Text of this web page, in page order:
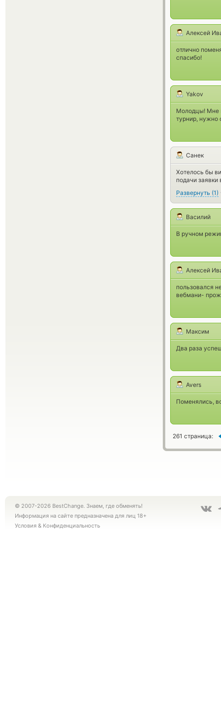
Алексей
отлично
спасибо!
Yakov
Молодцы! Мне
турнир, нужно
Санек
Хотелось бы
подачи
Развернуть (1)
Василий
В ручном
Алексей
пользовался
вебмани-
Максим
Два раза
Avers
Поменялись,
261 страница:
© 2007-2026 BestChange. Знаем, где обменять!
Информация на сайте предназначена для лиц 18+
Условия & Конфиденциальность